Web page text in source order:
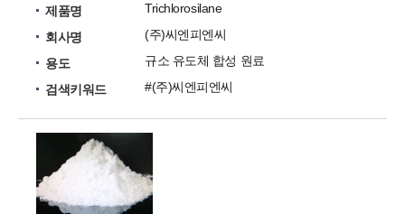
제품명
Trichlorosilane
회사명
(주)씨엔피엔씨
용도
규소 유도체 합성 원료
검색키워드
#(주)씨엔피엔씨